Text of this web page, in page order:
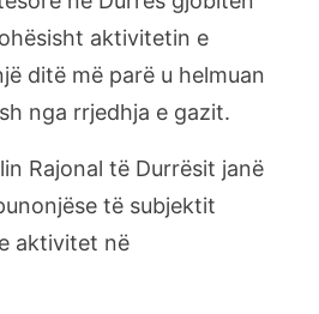
aktivitetin e
ditë më parë u helmuan
nga rrjedhja e gazit.
Rajonal të Durrësit janë
të subjektit
aktivitet në